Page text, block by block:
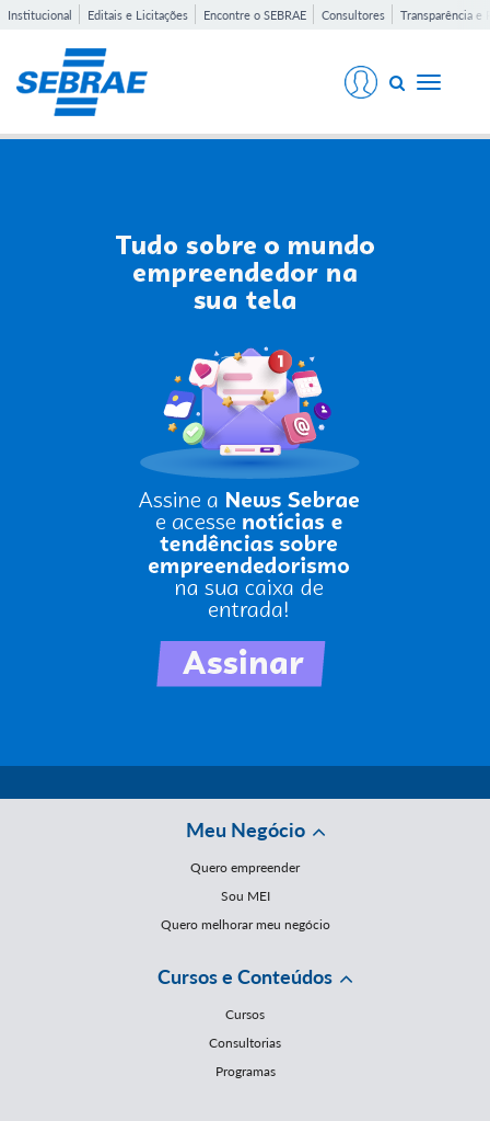
Institucional Editais e Licitações Encontre o SEBRAE Consultores Transparência e
Toggle
Meu Negócio
Quero empreender
Sou MEI
Quero melhorar meu negócio
Cursos e Conteúdos
Cursos
Consultorias
Programas